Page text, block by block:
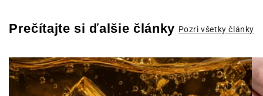
Prečítajte si ďalšie články Pozri všetky články